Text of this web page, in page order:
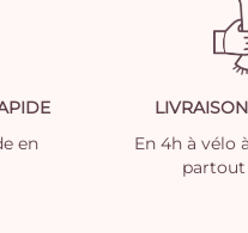
en
En 4h à vélo
partout